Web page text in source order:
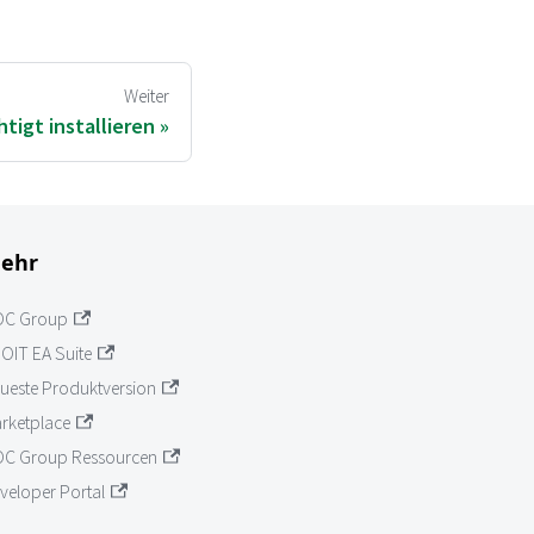
Weiter
installieren
Group
EA Suite
Produktversion
Group Ressourcen
Portal